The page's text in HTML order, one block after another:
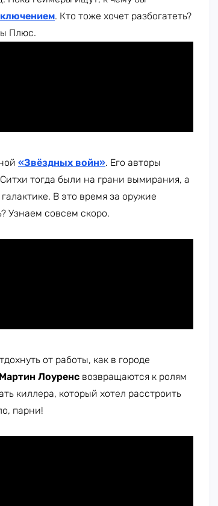
. Кто тоже хочет разбогатеть?
Плюс.
«Звёздных войн». Его авторы
тогда были на грани вымирания, а
В это время за оружие
Узнаем совсем скоро.
от работы, как в городе
Мартин Лоуренс возвращаются к ролям
киллера, который хотел расстроить
парни!